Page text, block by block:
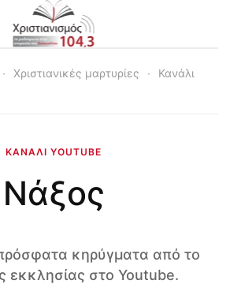
Χριστιανικές μαρτυρίες
Κανάλι
ΚΑΝΆΛΙ YOUTUBE
Νάξος
κηρύγματα από το
εκκλησίας στο Youtube.